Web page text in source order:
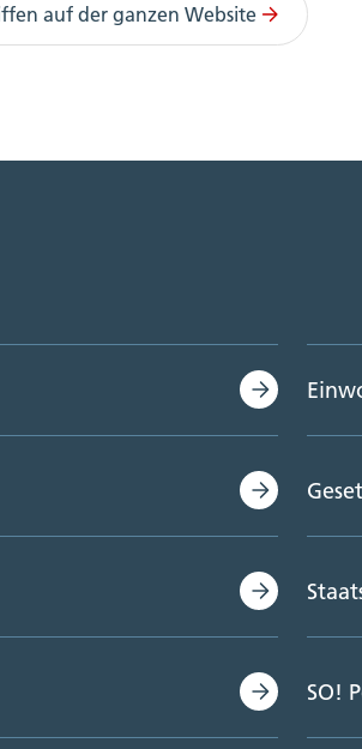
auf der ganzen Website
SO!